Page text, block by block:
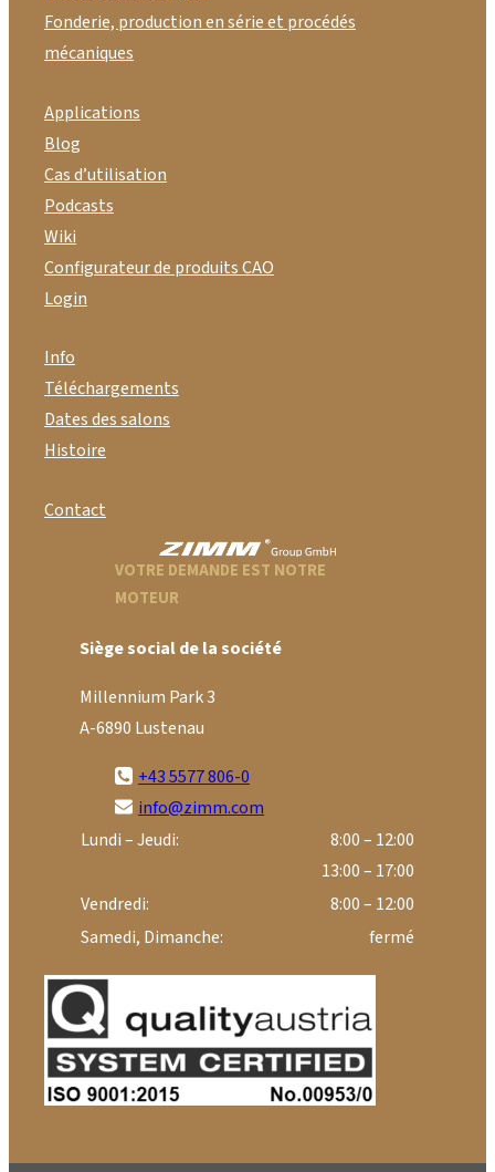
Fonderie, production en série et procédés
mécaniques
Applications
Blog
Cas d’utilisation
Podcasts
Wiki
Configurateur de produits CAO
Login
Info
Téléchargements
Dates des salons
Histoire
Contact
VOTRE DEMANDE EST NOTRE
MOTEUR
Siège social de la société
Millennium Park 3
A-6890 Lustenau
+43 5577 806-0
info@zimm.com
Lundi – Jeudi:
8:00 – 12:00
13:00 – 17:00
Vendredi:
8:00 – 12:00
Samedi, Dimanche:
fermé